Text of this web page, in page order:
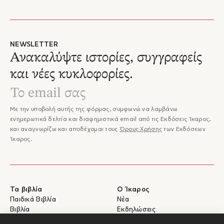
NEWSLETTER
Ανακαλύψτε ιστορίες, συγγραφείς
και νέες κυκλοφορίες.
Με την υποβολή αυτής της φόρμας, συμφωνώ να λαμβάνω
ενημερωτικά δελτία και διαφημιστικά email από τις Εκδόσεις Ίκαρος,
και αναγνωρίζω και αποδέχομαι τους Όρους Χρήσης των Εκδόσεων
Ίκαρος.
Τα βιβλία
Παιδικά Βιβλία
Βιβλία
Ο Ίκαρος
Νέα
Εκδηλώσεις